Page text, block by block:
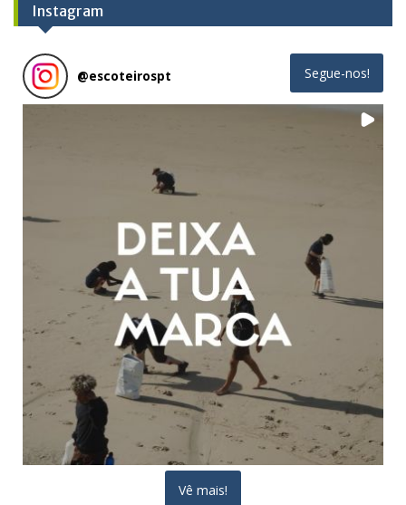
Instagram
@escoteirospt Segue-nos!
Vê mais!